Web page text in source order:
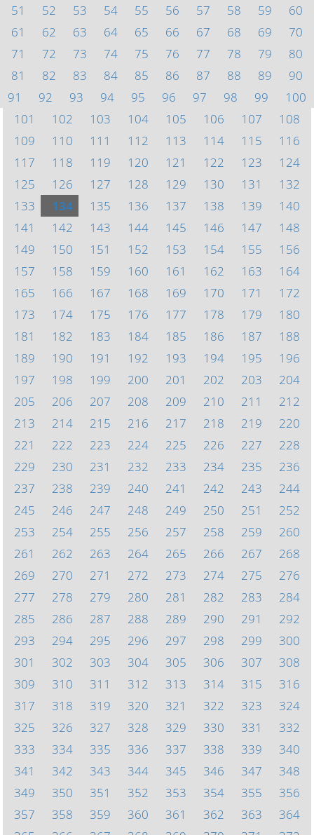
51
52 53 54 55 56 57 58 59
60
61
62 63 64 65 66 67 68 69
70
71
72 73 74 75 76 77 78 79
80
81
82 83 84 85 86 87 88 89
90
91
92 93 94 95 96 97 98 99
100
101
102 103 104 105 106 107
108
109
110 111 112 113 114 115
116
117
118 119 120 121 122 123
124
125
126 127 128 129 130 131
132
133
134 135 136 137 138 139
140
141
142 143 144 145 146 147
148
149
150 151 152 153 154 155
156
157
158 159 160 161 162 163
164
165
166 167 168 169 170 171
172
173
174 175 176 177 178 179
180
181
182 183 184 185 186 187
188
189
190 191 192 193 194 195
196
197
198 199 200 201 202 203
204
205
206 207 208 209 210 211
212
213
214 215 216 217 218 219
220
221
222 223 224 225 226 227
228
229
230 231 232 233 234 235
236
237
238 239 240 241 242 243
244
245
246 247 248 249 250 251
252
253
254 255 256 257 258 259
260
261
262 263 264 265 266 267
268
269
270 271 272 273 274 275
276
277
278 279 280 281 282 283
284
285
286 287 288 289 290 291
292
293
294 295 296 297 298 299
300
301
302 303 304 305 306 307
308
309
310 311 312 313 314 315
316
317
318 319 320 321 322 323
324
325
326 327 328 329 330 331
332
333
334 335 336 337 338 339
340
341
342 343 344 345 346 347
348
349
350 351 352 353 354 355
356
357
358 359 360 361 362 363
364